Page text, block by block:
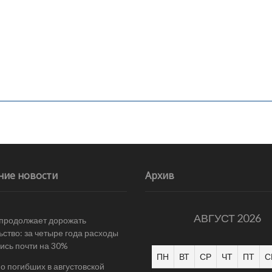
новости
дорожать
за четыре года расходы
почти на 30%
погибших в августовской
Архив
АВГУСТ 2026
ПН ВТ СР ЧТ ПТ